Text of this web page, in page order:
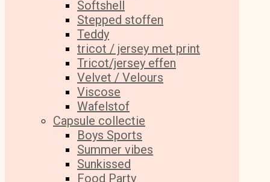
Softshell
Stepped stoffen
Teddy
tricot / jersey met print
Tricot/jersey effen
Velvet / Velours
Viscose
Wafelstof
Capsule collectie
Boys Sports
Summer vibes
Sunkissed
Food Party